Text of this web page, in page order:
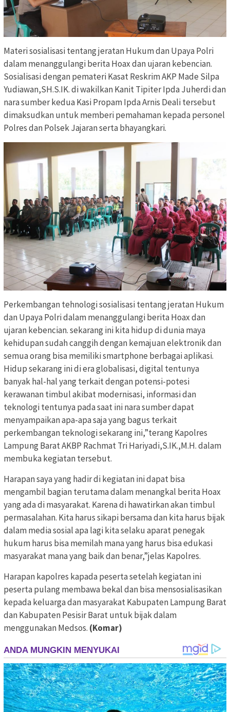
Materi sosialisasi tentang jeratan Hukum dan Upaya Polri
dalam menanggulangi berita Hoax dan ujaran kebencian.
Sosialisasi dengan pemateri Kasat Reskrim AKP Made Silpa
Yudiawan,SH.S.IK. di wakilkan Kanit Tipiter Ipda Juherdi dan
nara sumber kedua Kasi Propam Ipda Arnis Deali tersebut
dimaksudkan untuk memberi pemahaman kepada personel
Polres dan Polsek Jajaran serta bhayangkari.
Perkembangan tehnologi sosialisasi tentang jeratan Hukum
dan Upaya Polri dalam menanggulangi berita Hoax dan
ujaran kebencian. sekarang ini kita hidup di dunia maya
kehidupan sudah canggih dengan kemajuan elektronik dan
semua orang bisa memiliki smartphone berbagai aplikasi.
Hidup sekarang ini di era globalisasi, digital tentunya
banyak hal-hal yang terkait dengan potensi-potesi
kerawanan timbul akibat modernisasi, informasi dan
teknologi tentunya pada saat ini nara sumber dapat
menyampaikan apa-apa saja yang bagus terkait
perkembangan teknologi sekarang ini,”terang Kapolres
Lampung Barat AKBP Rachmat Tri Hariyadi,S.IK.,M.H. dalam
membuka kegiatan tersebut.
Harapan saya yang hadir di kegiatan ini dapat bisa
mengambil bagian terutama dalam menangkal berita Hoax
yang ada di masyarakat. Karena di hawatirkan akan timbul
permasalahan. Kita harus sikapi bersama dan kita harus bijak
dalam media sosial apa lagi kita selaku aparat penegak
hukum harus bisa memilah mana yang harus bisa edukasi
masyarakat mana yang baik dan benar,”jelas Kapolres.
Harapan kapolres kapada peserta setelah kegiatan ini
peserta pulang membawa bekal dan bisa mensosialisasikan
kepada keluarga dan masyarakat Kabupaten Lampung Barat
dan Kabupaten Pesisir Barat untuk bijak dalam
menggunakan Medsos. (Komar)